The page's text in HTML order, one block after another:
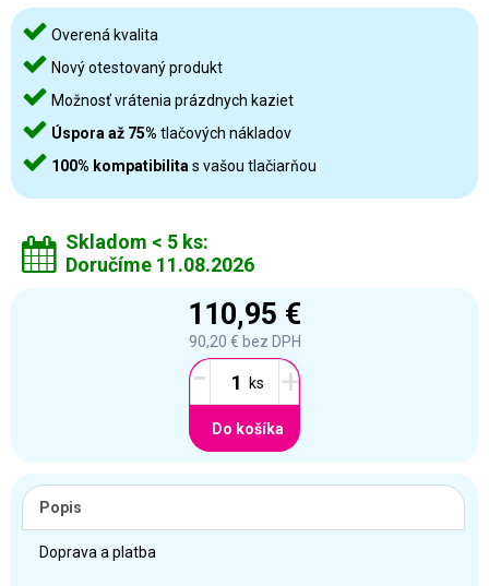
Overená kvalita
Nový otestovaný produkt
Možnosť vrátenia prázdnych kaziet
Úspora až 75% tlačových nákladov
100% kompatibilita s vašou tlačiarňou
Skladom < 5 ks:
Doručíme 11.08.2026
110,95 €
90,20 € bez DPH
- +
Do košíka
Popis
Doprava a platba